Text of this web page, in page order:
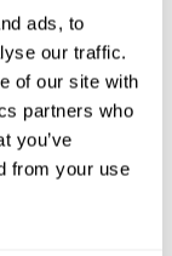
ads, to
our traffic.
of our site with
partners who
you’ve
from your use
fondamentale
d'organiser
nécessaires
approprié,
à un rythme
à l'endroit où